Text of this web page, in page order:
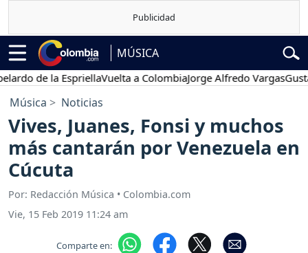
MÚSICA
de la EspriellaVuelta a ColombiaJorge Alfredo VargasGustavo
Música Noticias
Vives, Juanes, Fonsi y muchos
más cantarán por Venezuela en
Cúcuta
Por: Redacción Música • Colombia.com
Vie, 15 Feb 2019 11:24 am
Comparte en: